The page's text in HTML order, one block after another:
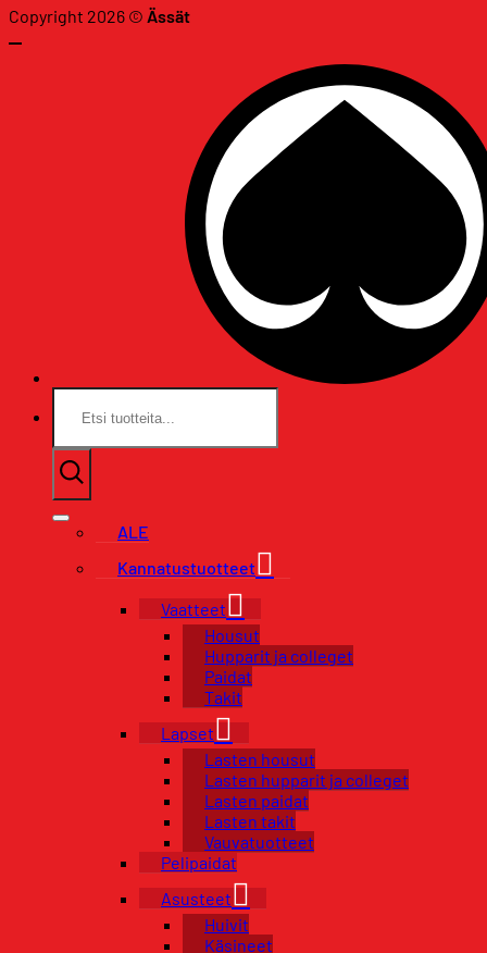
Copyright 2026 © Ässät
Etsi:
ALE
Kannatustuotteet
Vaatteet
Housut
Hupparit ja colleget
Paidat
Takit
Lapset
Lasten housut
Lasten hupparit ja colleget
Lasten paidat
Lasten takit
Vauvatuotteet
Pelipaidat
Asusteet
Huivit
Käsineet